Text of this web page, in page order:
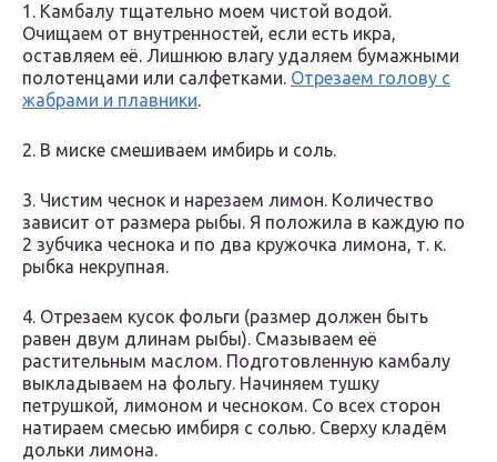
1. Камбалу тщательно моем чистой водой.
Очищаем от внутренностей, если есть икра,
оставляем её. Лишнюю влагу удаляем бумажными
полотенцами или салфетками. Отрезаем голову с
жабрами и плавники.
2. В миске смешиваем имбирь и соль.
3. Чистим чеснок и нарезаем лимон. Количество
зависит от размера рыбы. Я положила в каждую по
2 зубчика чеснока и по два кружочка лимона, т. к.
рыбка некрупная.
4. Отрезаем кусок фольги (размер должен быть
равен двум длинам рыбы). Смазываем её
растительным маслом. Подготовленную камбалу
выкладываем на фольгу. Начиняем тушку
петрушкой, лимоном и чесноком. Со всех сторон
натираем смесью имбиря с солью. Сверху кладём
дольки лимона.